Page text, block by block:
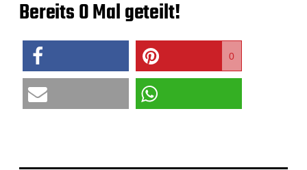
Bereits0Mal geteilt!
teilen merken
0